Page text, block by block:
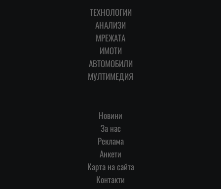
ТЕХНОЛОГИИ
АНАЛИЗИ
МРЕЖАТА
ИМОТИ
АВТОМОБИЛИ
МУЛТИМЕДИЯ
Новини
За нас
Реклама
Анкети
Карта на сайта
Контакти